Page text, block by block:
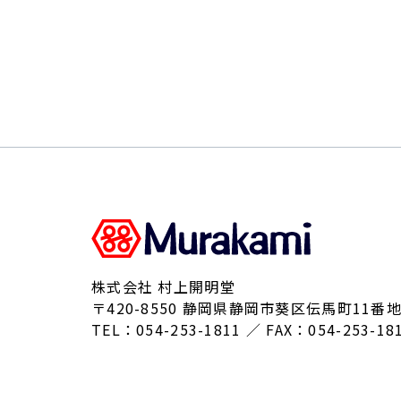
株式会社 村上開明堂
〒420-8550 静岡県静岡市葵区伝馬町11番
TEL：054-253-1811 ／ FAX：054-253-